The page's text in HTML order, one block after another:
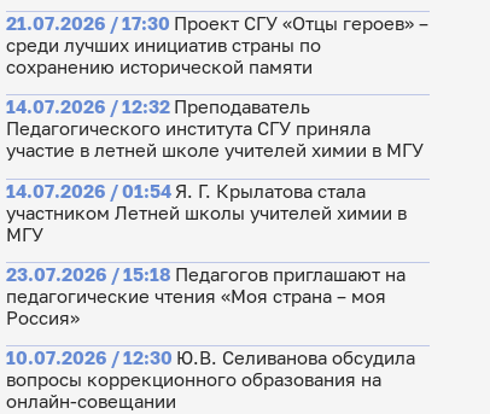
21.07.2026 / 17:30 Проект СГУ «Отцы героев» –
среди лучших инициатив страны по
сохранению исторической памяти
14.07.2026 / 12:32 Преподаватель
Педагогического института СГУ приняла
участие в летней школе учителей химии в МГУ
14.07.2026 / 01:54 Я. Г. Крылатова стала
участником Летней школы учителей химии в
МГУ
23.07.2026 / 15:18 Педагогов приглашают на
педагогические чтения «Моя страна – моя
Россия»
10.07.2026 / 12:30 Ю.В. Селиванова обсудила
вопросы коррекционного образования на
онлайн-совещании